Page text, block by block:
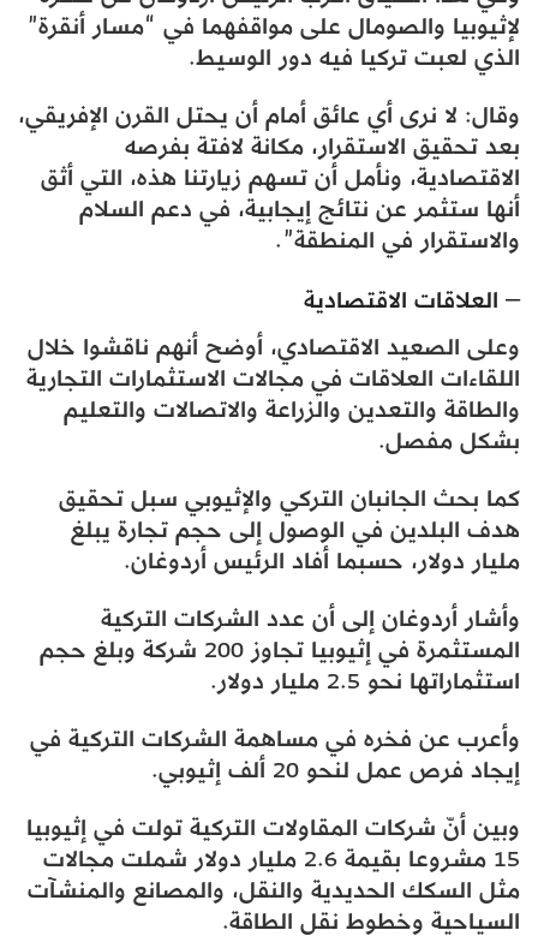
لإثيوبيا والصومال على مواقفهما في “مسار أنقرة”
الذي لعبت تركيا فيه دور الوسيط.
وقال: لا نرى أي عائق أمام أن يحتل القرن الإفريقي،
بعد تحقيق الاستقرار، مكانة لافتة بفرصه
الاقتصادية، ونأمل أن تسهم زيارتنا هذه، التي أثق
أنها ستثمر عن نتائج إيجابية، في دعم السلام
والاستقرار في المنطقة”.
– العلاقات الاقتصادية
وعلى الصعيد الاقتصادي، أوضح أنهم ناقشوا خلال
اللقاءات العلاقات في مجالات الاستثمارات التجارية
والطاقة والتعدين والزراعة والاتصالات والتعليم
بشكل مفصل.
كما بحث الجانبان التركي والإثيوبي سبل تحقيق
هدف البلدين في الوصول إلى حجم تجارة يبلغ
مليار دولار، حسبما أفاد الرئيس أردوغان.
وأشار أردوغان إلى أن عدد الشركات التركية
المستثمرة في إثيوبيا تجاوز 200 شركة وبلغ حجم
استثماراتها نحو 2.5 مليار دولار.
وأعرب عن فخره في مساهمة الشركات التركية في
إيجاد فرص عمل لنحو 20 ألف إثيوبي.
وبين أنّ شركات المقاولات التركية تولت في إثيوبيا
15 مشروعا بقيمة 2.6 مليار دولار شملت مجالات
مثل السكك الحديدية والنقل، والمصانع والمنشآت
السياحية وخطوط نقل الطاقة.